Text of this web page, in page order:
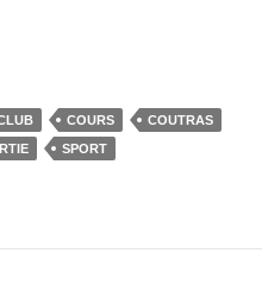
COURS
COUTRAS
SPORT